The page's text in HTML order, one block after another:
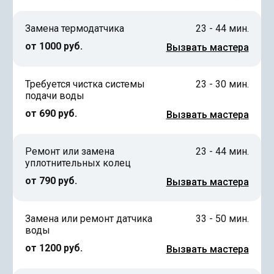
Замена термодатчика
от 1000 руб.
23 - 44 мин.
Вызвать мастера
Требуется чистка системы
подачи воды
от 690 руб.
23 - 30 мин.
Вызвать мастера
Ремонт или замена
уплотнительных колец
от 790 руб.
23 - 44 мин.
Вызвать мастера
Замена или ремонт датчика
воды
от 1200 руб.
33 - 50 мин.
Вызвать мастера